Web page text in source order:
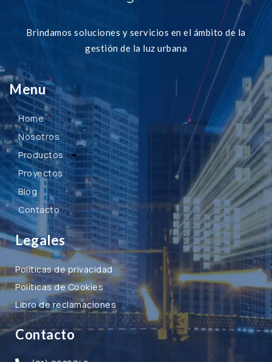
Brindamos soluciones y servicios en el ámbito de la
gestión de la luz urbana
Menu
Home
Nosotros
Productos
Proyectos
Blog
Contacto
Legales
Políticas de privacidad
Políticas de Cookies
Libro de reclamaciones
Contacto